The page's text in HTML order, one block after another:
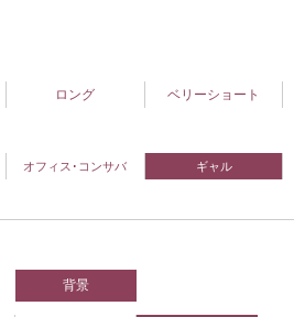
ロング ベリーショート
オフィス･コンサバ ギャル
背景